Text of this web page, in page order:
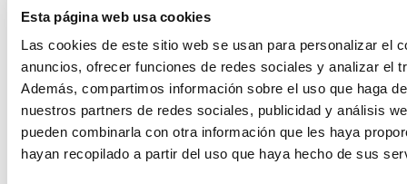
Esta página web usa cookies
Las cookies de este sitio web se usan para personalizar el
anuncios, ofrecer funciones de redes sociales y analizar el
Además, compartimos información sobre el uso que haga
nuestros partners de redes sociales, publicidad y análisis
pueden combinarla con otra información que les haya
hayan recopilado a partir del uso que haya hecho de sus